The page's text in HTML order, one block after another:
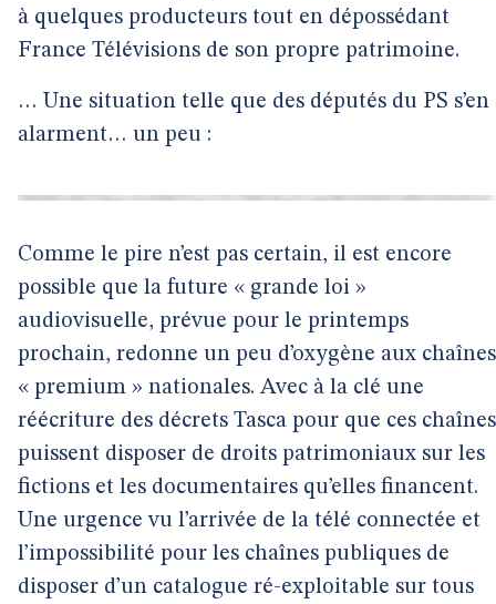
à quelques producteurs tout en dépossédant
France Télévisions de son propre patrimoine.
… Une situation telle que des députés du PS s’en
alarment… un peu :
Comme le pire n’est pas certain, il est encore
possible que la future « grande loi »
audiovisuelle, prévue pour le printemps
prochain, redonne un peu d’oxygène aux chaînes
« premium » nationales. Avec à la clé une
réécriture des décrets Tasca pour que ces chaînes
puissent disposer de droits patrimoniaux sur les
fictions et les documentaires qu’elles financent.
Une urgence vu l’arrivée de la télé connectée et
l’impossibilité pour les chaînes publiques de
disposer d’un catalogue ré-exploitable sur tous